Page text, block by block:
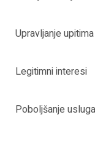
Upravljanje
Legitimni interesi
Poboljšanje